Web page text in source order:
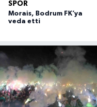
SPOR
Morais, Bodrum FK’ya
veda etti